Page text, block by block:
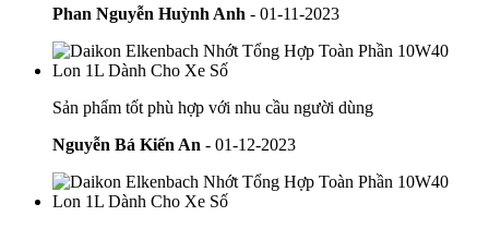
Phan Nguyễn Huỳnh Anh - 01-11-2023
Sản phẩm tốt phù hợp với nhu cầu người dùng
Nguyễn Bá Kiến An - 01-12-2023